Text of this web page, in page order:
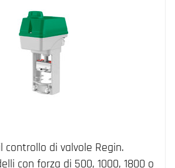
di valvole Regin.
con forza di 500, 1000, 1800 o